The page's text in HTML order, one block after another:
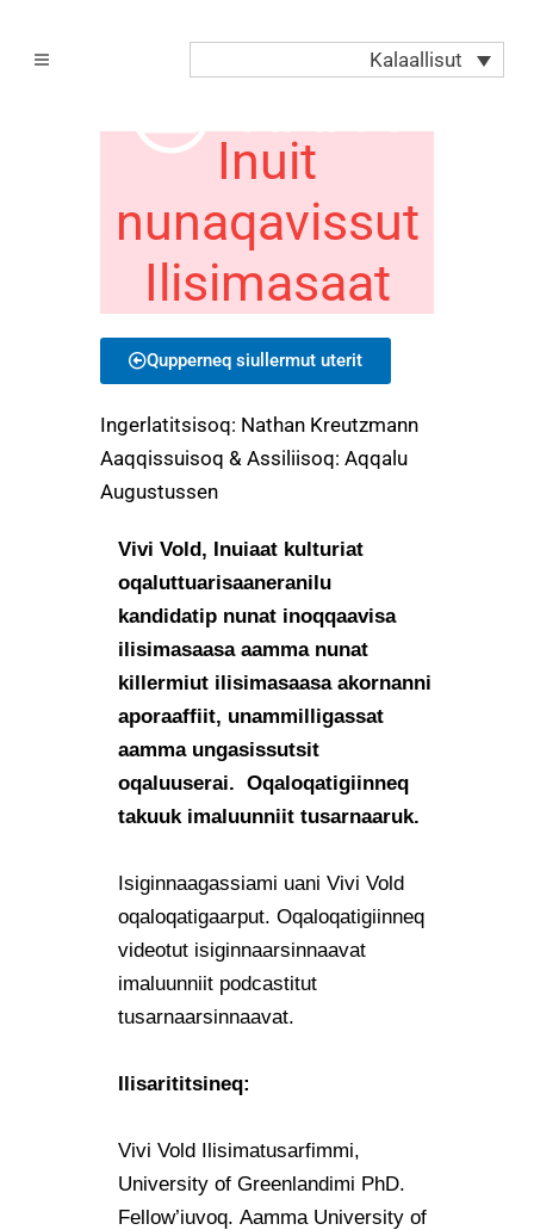
Kalaallisut
Inuit
nunaqavissut
Ilisimasaat
Qupperneq siullermut uterit
Ingerlatitsisoq: Nathan Kreutzmann
Aaqqissuisoq & Assiliisoq: Aqqalu
Augustussen
Vivi Vold, Inuiaat kulturiat
oqaluttuarisaaneranilu
kandidatip nunat inoqqaavisa
ilisimasaasa aamma nunat
killermiut ilisimasaasa akornanni
aporaaffiit, unammilligassat
aamma ungasissutsit
oqaluuserai. Oqaloqatigiinneq
takuuk imaluunniit tusarnaaruk.
Isiginnaagassiami uani Vivi Vold
oqaloqatigaarput. Oqaloqatigiinneq
videotut isiginnaarsinnaavat
imaluunniit podcastitut
tusarnaarsinnaavat.
Ilisarititsineq:
Vivi Vold Ilisimatusarfimmi,
University of Greenlandimi PhD.
Fellow’iuvoq. Aamma University of